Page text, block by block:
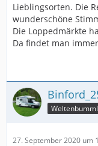
Lieblingsorten. Die
wunderschöne
Die Loppedmärkte
Da findet man
27. September 2020 um